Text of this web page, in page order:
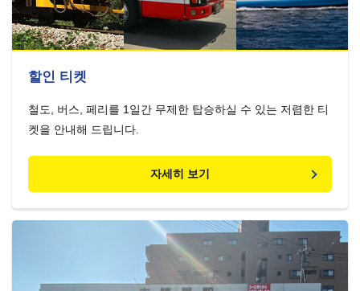
할인 티켓
철도, 버스, 페리를 1일간 무제한 탑승하실 수 있는 저렴한 티
켓을 안내해 드립니다.
자세히 보기